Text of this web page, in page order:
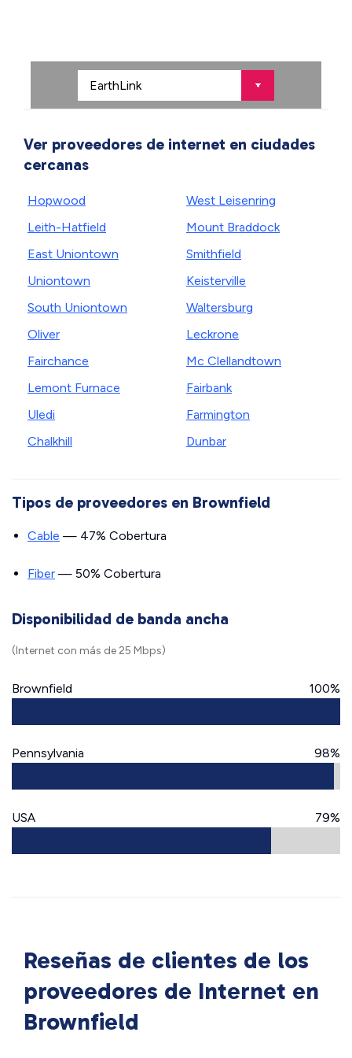
Ver proveedores de internet en ciudades
cercanas
Hopwood
Leith-Hatfield
East Uniontown
Uniontown
South Uniontown
Oliver
Fairchance
Lemont Furnace
Uledi
Chalkhill
West Leisenring
Mount Braddock
Smithfield
Keisterville
Waltersburg
Leckrone
Mc Clellandtown
Fairbank
Farmington
Dunbar
Tipos de proveedores en Brownfield
Cable — 47% Cobertura
Fiber — 50% Cobertura
Disponibilidad de banda ancha
(Internet con más de 25 Mbps)
Brownfield 100%
Pennsylvania 98%
USA 79%
Reseñas de clientes de los
proveedores de Internet en
Brownfield